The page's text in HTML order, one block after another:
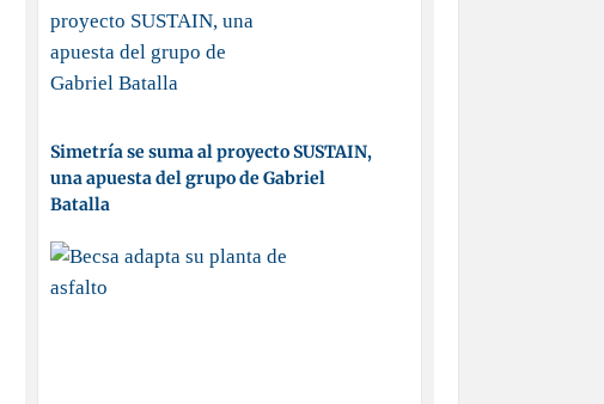
Simetría se suma al proyecto SUSTAIN,
una apuesta del grupo de Gabriel
Batalla